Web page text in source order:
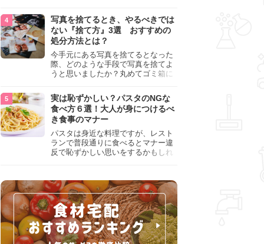
らためて寿司屋でやってはいけない
『NG行為』をチェックしましょう。
写真を捨てるとき、やるべきでは
ない『捨て方』3選 おすすめの
処分方法とは？
今手元にある写真を捨てるとなった
際、どのような手段で写真を捨てよ
うと思いましたか？丸めてゴミ箱に
真は個人情報が詰まっているので、
ただ丸めただけの状態で捨ててしま
うのは危険です。写真にすべきでは
ない捨て方をまとめているので、ぜ
ひチェックしておきましょう。
実は恥ずかしい？パスタのNGな
食べ方６選！大人が身につけるべ
き食事のマナー
パスタは身近な料理ですが、レスト
ランで普段通りに食べるとマナー違
反で恥ずかしい思いをするかもしれ
して、正しい食べ方を確認しましょ
う。大人の嗜みとして知っておきた
い新常識を解説します。